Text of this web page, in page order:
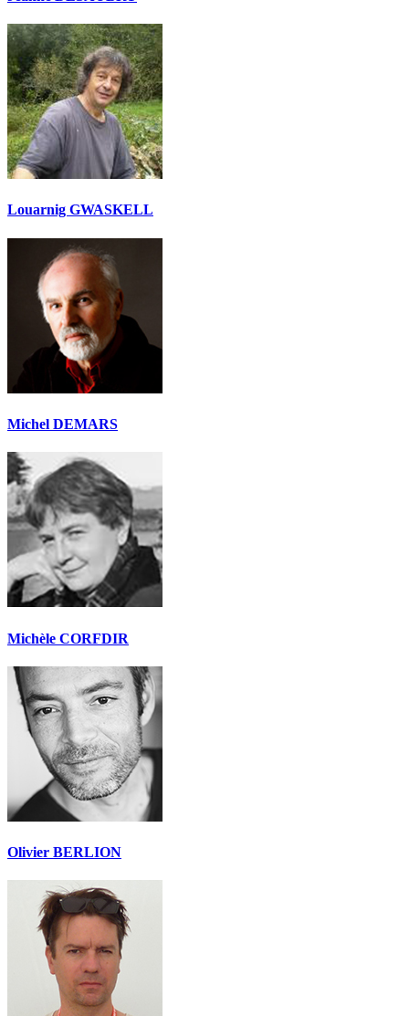
Louarnig GWASKELL
Michel DEMARS
Michèle CORFDIR
Olivier BERLION